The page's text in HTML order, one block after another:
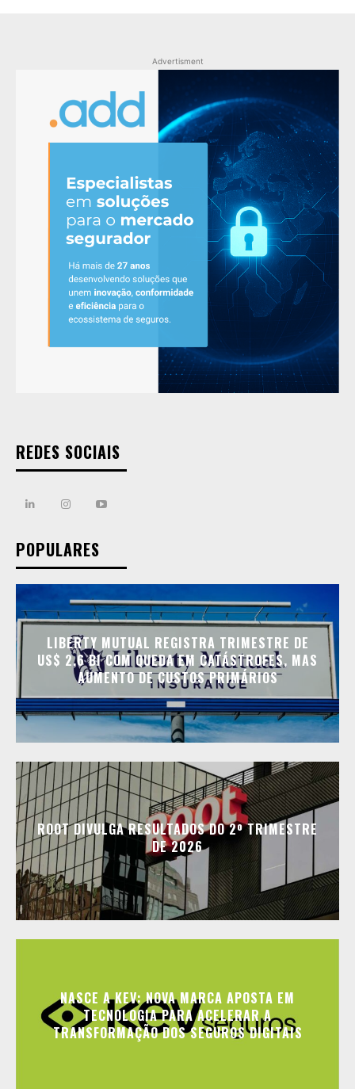
Advertisment
REDES SOCIAIS
POPULARES
LIBERTY MUTUAL REGISTRA TRIMESTRE DE
US$ 2,6 BI COM QUEDA EM CATÁSTROFES, MAS
AUMENTO DE CUSTOS PRIMÁRIOS
ROOT DIVULGA RESULTADOS DO 2º TRIMESTRE
DE 2026
NASCE A KEV: NOVA MARCA APOSTA EM
TECNOLOGIA PARA ACELERAR A
TRANSFORMAÇÃO DOS SEGUROS DIGITAIS